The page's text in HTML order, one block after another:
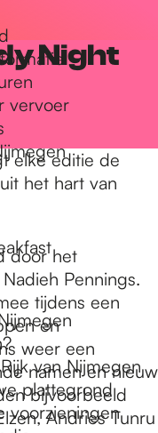
vervoer
van Nijmegen
plattegrond
voorzieningen
Night
elke editie de
het hart van
door het
Pennings.
tijdens een
en
weer een
namen en nieuw
bijvoorbeeld
Andries Tunru